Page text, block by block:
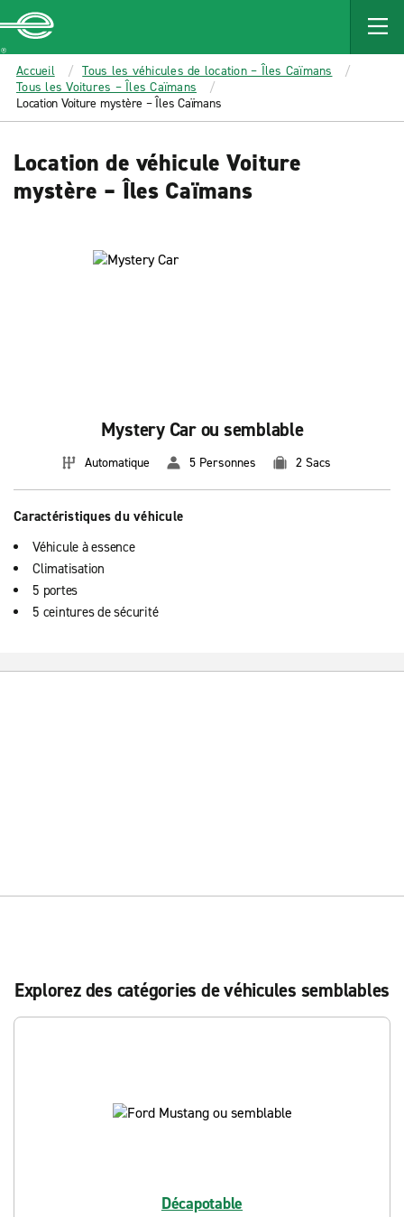
MAIN
CONTENT
Enterprise
Accueil
Tous les véhicules de location – Îles Caïmans
Tous les Voitures – Îles Caïmans
Location Voiture mystère – Îles Caïmans
Location de véhicule Voiture
mystère – Îles Caïmans
Mystery Car ou semblable
Automatique 5 Personnes 2 Sacs
Caractéristiques du véhicule
Véhicule à essence
Climatisation
5 portes
5 ceintures de sécurité
Explorez des catégories de véhicules semblables
Décapotable